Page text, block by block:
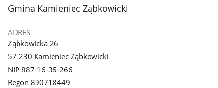
stopka
Gmina Kamieniec Ząbkowicki
ADRES
Ząbkowicka 26
57-230 Kamieniec Ząbkowicki
NIP 887-16-35-266
Regon 890718449